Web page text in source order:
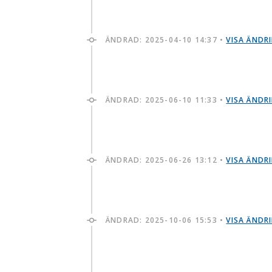
ÄNDRAD: 2025-04-10 14:37 •VISA
ÄNDRAD: 2025-06-10 11:33 •VISA
ÄNDRAD: 2025-06-26 13:12 •VISA
ÄNDRAD: 2025-10-06 15:53 •VISA